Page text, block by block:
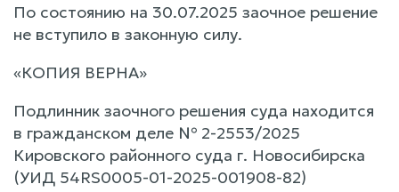
По состоянию на 30.07.2025 заочное решение
не вступило в законную силу.
«КОПИЯ ВЕРНА»
Подлинник заочного решения суда находится
в гражданском деле № 2-2553/2025
Кировского районного суда г. Новосибирска
(УИД 54RS0005-01-2025-001908-82)